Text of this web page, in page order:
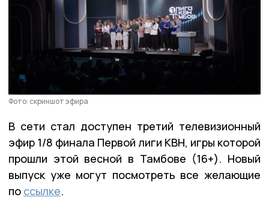
Фото: скриншот эфира
В сети стал доступен третий телевизионный
эфир 1/8 финала Первой лиги КВН, игры которой
прошли этой весной в Тамбове (16+). Новый
выпуск уже могут посмотреть все желающие
по ссылке.